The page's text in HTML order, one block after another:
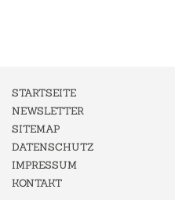
STARTSEITE
NEWSLETTER
SITEMAP
DATENSCHUTZ
IMPRESSUM
KONTAKT